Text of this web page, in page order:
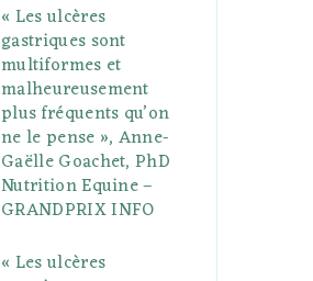
e
P
u
s
g
r
a
r
e
s
« Les ulcères
gastriques sont
multiformes et
malheureusement
plus fréquents qu’on
ne le pense », Anne-
Gaëlle Goachet, PhD
Nutrition Equine –
GRANDPRIX INFO
« Les ulcères